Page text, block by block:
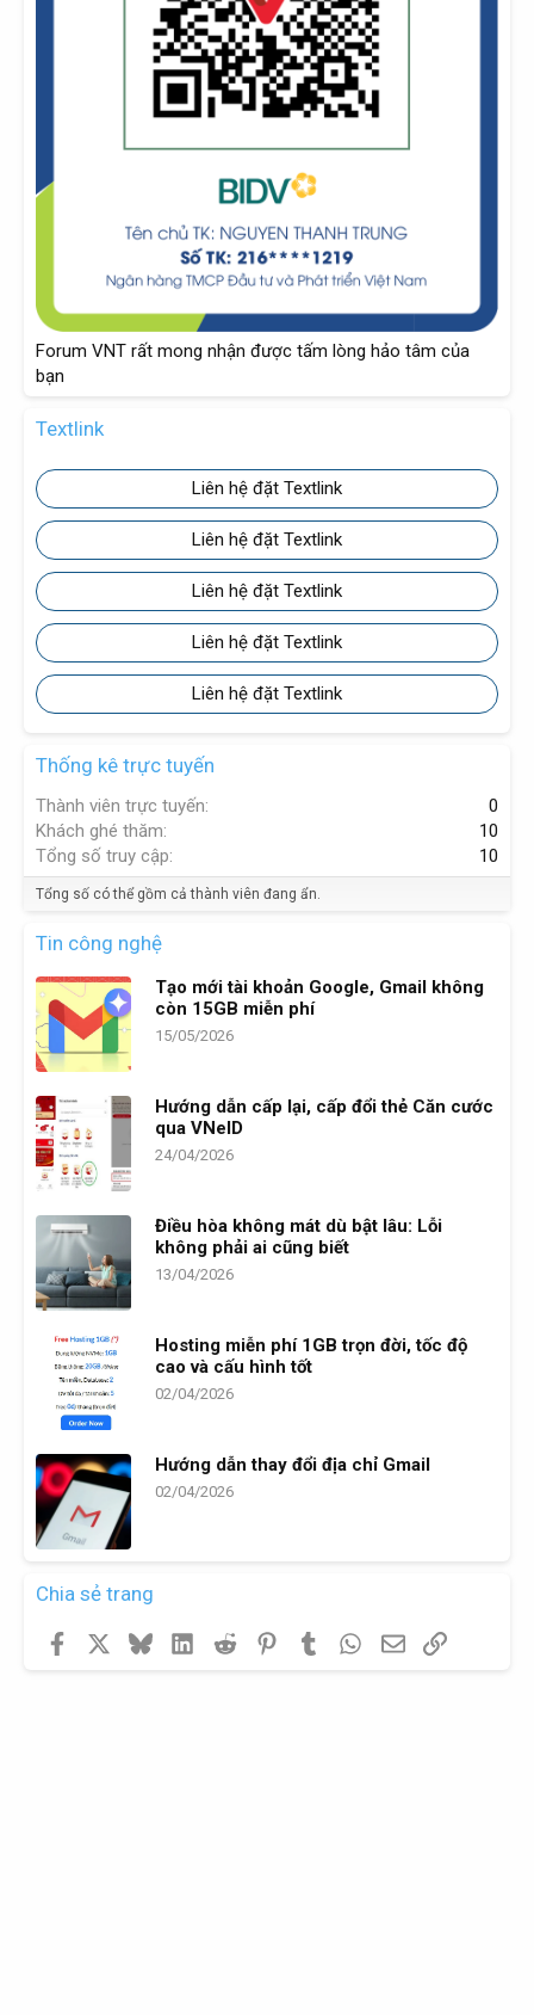
Forum VNT rất mong nhận được tấm lòng hảo tâm của
bạn
Textlink
Liên hệ đặt Textlink
Liên hệ đặt Textlink
Liên hệ đặt Textlink
Liên hệ đặt Textlink
Liên hệ đặt Textlink
Thống kê trực tuyến
Thành viên trực tuyến
0
Khách ghé thăm
10
Tổng số truy cập
10
Tổng số có thể gồm cả thành viên đang ẩn.
Tin công nghệ
Tạo mới tài khoản Google, Gmail không
còn 15GB miễn phí
15/05/2026
Hướng dẫn cấp lại, cấp đổi thẻ Căn cước
qua VNeID
24/04/2026
Điều hòa không mát dù bật lâu: Lỗi
không phải ai cũng biết
13/04/2026
Hosting miễn phí 1GB trọn đời, tốc độ
cao và cấu hình tốt
02/04/2026
Hướng dẫn thay đổi địa chỉ Gmail
02/04/2026
Chia sẻ trang
Facebook BlueskyLinkedInReddit PinterestTumblr WhatsApp
EmailLink